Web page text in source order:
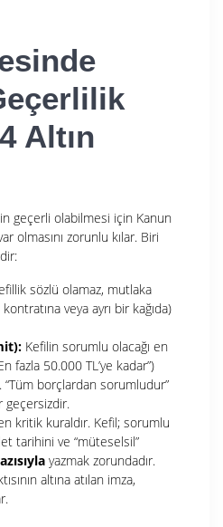
Altın
geçerli olabilmesi için Kanun
olmasını zorunlu kılar. Biri
sözlü olamaz, mutlaka
veya ayrı bir kağıda)
Kefilin sorumlu olacağı en
fazla 50.000 TL’ye kadar”)
“Tüm borçlardan sorumludur”
geçersizdir.
kritik kuraldır. Kefil; sorumlu
tarihini ve “müteselsil”
yazmak zorundadır.
altına atılan imza,